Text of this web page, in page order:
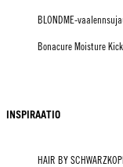
BLONDME-
Bonacure Moisture Kick
INSPIRAATIO
HAIR BY